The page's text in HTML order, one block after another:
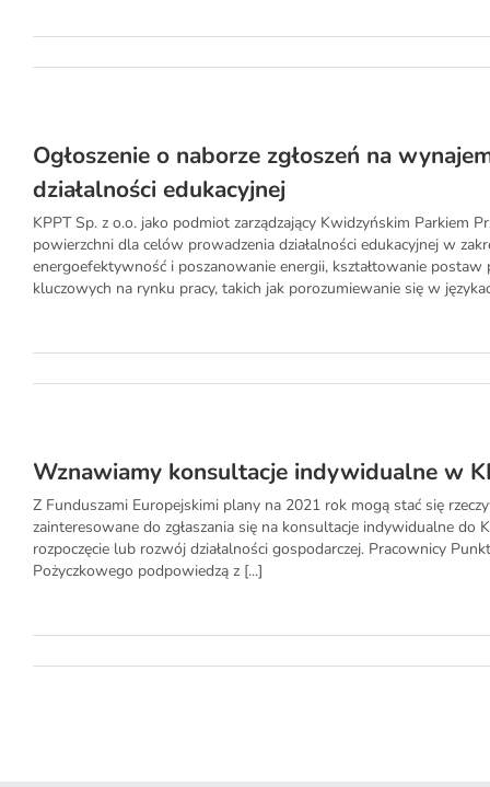
Ogłoszenie o naborze zgłoszeń na
działalności edukacyjnej
KPPT Sp. z o.o. jako podmiot zarządzający Kwidzyńskim Parkiem
powierzchni dla celów prowadzenia działalności edukacyjnej w
energoefektywność i poszanowanie energii, kształtowanie
kluczowych na rynku pracy, takich jak porozumiewanie się w
Wznawiamy konsultacje indywidualne w
Z Funduszami Europejskimi plany na 2021 rok mogą stać się
zainteresowane do zgłaszania się na konsultacje indywidualne
rozpoczęcie lub rozwój działalności gospodarczej. Pracownicy
Pożyczkowego podpowiedzą z [...]